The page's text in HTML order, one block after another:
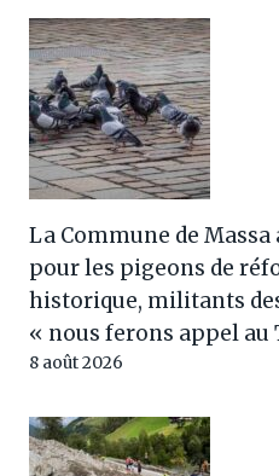
La Commune de
pour les pigeons de
historique, militants
« nous ferons appel au
8 août 2026